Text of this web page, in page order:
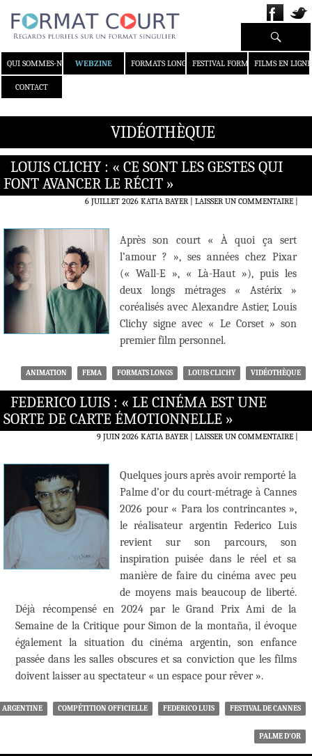
QUI SOMMES-NOUS ?WEBZINE FORMATS LONGS FESTIVAL FORMAT COURT
FILMS EN LIGNE
CONTACT
Recherche
VIDÉOTHÈQUE
LOUIS CLICHY : « CE SONT LES GESTES QUI
FONT AVANCER LE RÉCIT »
6 JUILLET 2026 KATIA BAYER LAISSER UN COMMENTAIRE|
Après son court « À quoi ça sert
l’amour ? », ses années chez Pixar
(« Wall-E », « Là-Haut »), puis les
deux longs métrages « Astérix »
coréalisés avec Alexandre Astier, Louis
Clichy signe avec « Le Corset » son
premier film personnel.
ANIMATION FEMA FORMATS LONGS LOUIS CLICHY VIDÉOTHÈQUE
FEDERICO LUIS : « LE CINÉMA EST UNE
SORTE DE CARTE ÉMOTIONNELLE »
9 JUIN 2026 KATIA BAYER LAISSER UN COMMENTAIRE|
Quelques jours après avoir remporté la
Palme d’or du court-métrage à Cannes
2026 pour « Para los contrincantes »,
le réalisateur argentin Federico Luis
revient sur son parcours, son
inspiration puisée dans le réel et sa
manière de faire du cinéma avec peu
de moyens mais beaucoup de liberté.
Déjà récompensé en 2024 par le Grand Prix Ami de la
Semaine de la Critique pour Simon de la montaña, il évoque
également la situation du cinéma argentin, son enfance
passée dans les salles obscures et sa conviction que les films
doivent laisser au spectateur « un espace pour rêver ».
ARGENTINE COMPÉTITION OFFICIELLE FEDERICO LUIS FESTIVAL DE CANNES
PALME D'OR